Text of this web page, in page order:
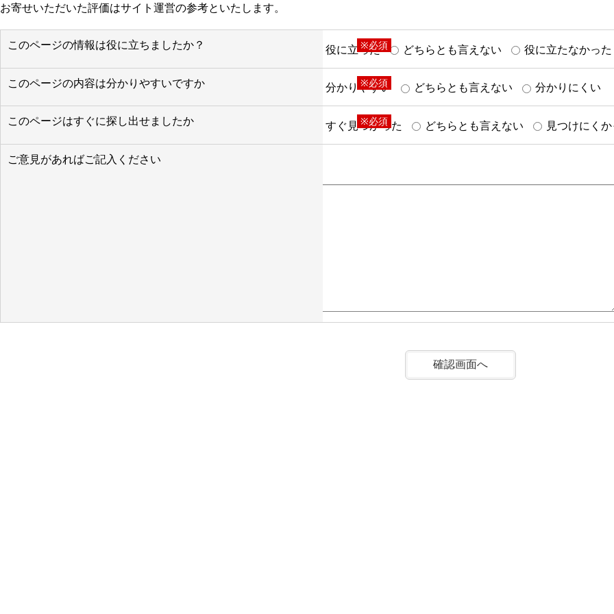
お寄せいただいた評価はサイト運営の参考といたします。
このページの情報は役に立ちましたか？ ※必須
役に立った どちらとも言えない 役に立たなかった
このページの内容は分かりやすいですか ※必須
分かりやすい どちらとも言えない 分かりにくい
このページはすぐに探し出せましたか ※必須
すぐ見つかった どちらとも言えない 見つけにく
ご意見があればご記入ください